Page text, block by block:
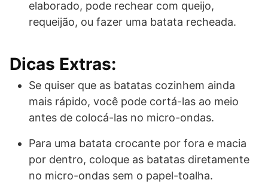
elaborado, pode rechear com queijo,
requeijão, ou fazer uma batata recheada.
Dicas Extras:
Se quiser que as batatas cozinhem ainda
mais rápido, você pode cortá-las ao meio
antes de colocá-las no micro-ondas.
Para uma batata crocante por fora e macia
por dentro, coloque as batatas diretamente
no micro-ondas sem o papel-toalha.